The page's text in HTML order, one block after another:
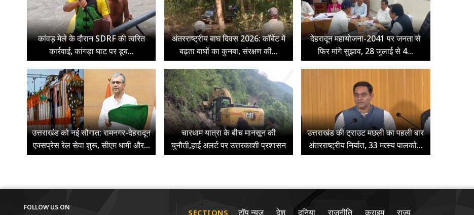
कांवड़ मेले के दौरान SDRF की त्वरित
कार्रवाई, कांगड़ा घाट पर डूब...
अंतरराष्ट्रीय बाघ दिवस 2026: कॉर्बेट में
बढ़ता बाघों का कुनबा, संरक्षण की...
देहरादून महायोजना-2041 पर जनता से
फिर मांगे सुझाव, 28 जुलाई से 4...
उत्तराखंड को नई सौगात: रामनगर-देहरादून
एक्सप्रेस रेल सेवा शुरू, सीएम धामी और...
चारधाम यात्रा के बीच मानसून की
चुनौती,हाई अलर्ट पर उत्तरकाशी प्रशासन
उत्तराखंड की ट्राउट मछली का पहली बार
अंतरराष्ट्रीय निर्यात, 33 मत्स्य पालकों...
FOLLOW US ON SECTIONS टॉप न्यूज़ देश दुनिया राजनीति क्राइम राज्य